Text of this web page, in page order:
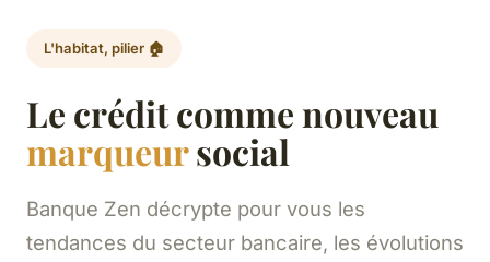
L'habitat, pilier 🏠
Le crédit comme nouveau
marqueursocial
Banque Zen décrypte pour vous les
tendances du secteur bancaire, les évolutions